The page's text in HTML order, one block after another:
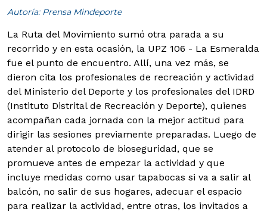
Autoría: Prensa Mindeporte
La Ruta del Movimiento sumó otra parada a su
recorrido y en esta ocasión, la UPZ 106 - La Esmeralda
fue el punto de encuentro. Allí, una vez más, se
dieron cita los profesionales de recreación y actividad
del Ministerio del Deporte y los profesionales del IDRD
(Instituto Distrital de Recreación y Deporte), quienes
acompañan cada jornada con la mejor actitud para
dirigir las sesiones previamente preparadas. Luego de
atender al protocolo de bioseguridad, que se
promueve antes de empezar la actividad y que
incluye medidas como usar tapabocas si va a salir al
balcón, no salir de sus hogares, adecuar el espacio
para realizar la actividad, entre otras, los invitados a